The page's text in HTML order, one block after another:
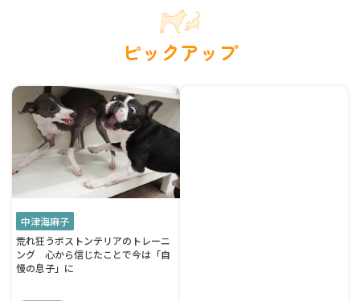
ピックアップ
中津海麻子
荒れ狂うボストンテリアのトレーニ
ング 心から信じたことで今は「自
慢の息子」に